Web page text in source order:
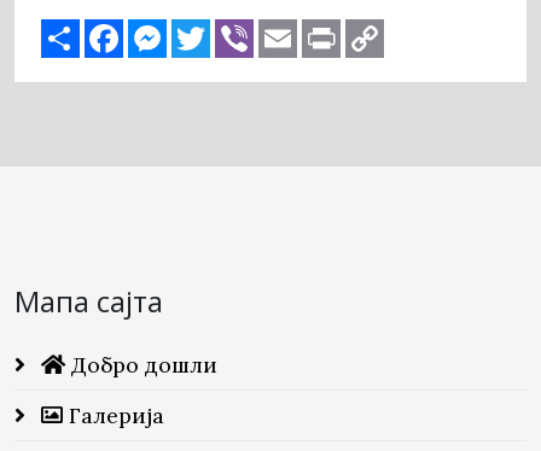
ShareFacebook
Messenger
Twitter
ViberEmailPrint
Мапа сајта
Добро дошли
Галерија